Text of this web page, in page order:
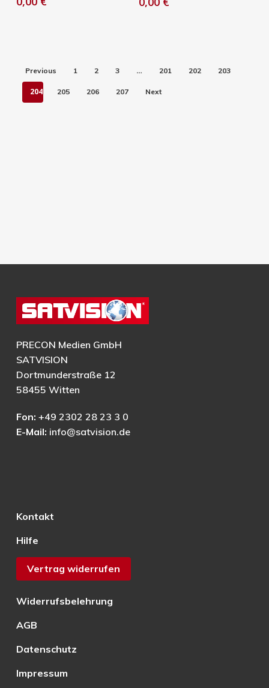
Previous 1 2 3 … 201 202 203
204 205 206 207 Next
PRECON Medien GmbH
SATVISION
Dortmunderstraße 12
58455 Witten
Fon: +49 2302 28 23 3 0
E-Mail: info@satvision.de
Kontakt
Hilfe
Vertrag widerrufen
Widerrufsbelehrung
AGB
Datenschutz
Impressum